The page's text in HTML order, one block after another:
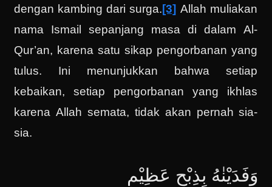
dengan kambing dari surga.[3] Allah muliakan
nama Ismail sepanjang masa di dalam Al-
Qur’an, karena satu sikap pengorbanan yang
tulus. Ini menunjukkan bahwa setiap
kebaikan, setiap pengorbanan yang ikhlas
karena Allah semata, tidak akan pernah sia-
sia.
وَفَدَيْنٰهُ بِذِبْحٍ عَظِيْمٍ